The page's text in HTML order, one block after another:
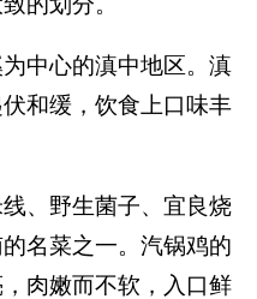
中心的滇中地区。滇
和缓，饮食上口味丰
、野生菌子、宜良烧
名菜之一。汽锅鸡的
肉嫩而不软，入口鲜